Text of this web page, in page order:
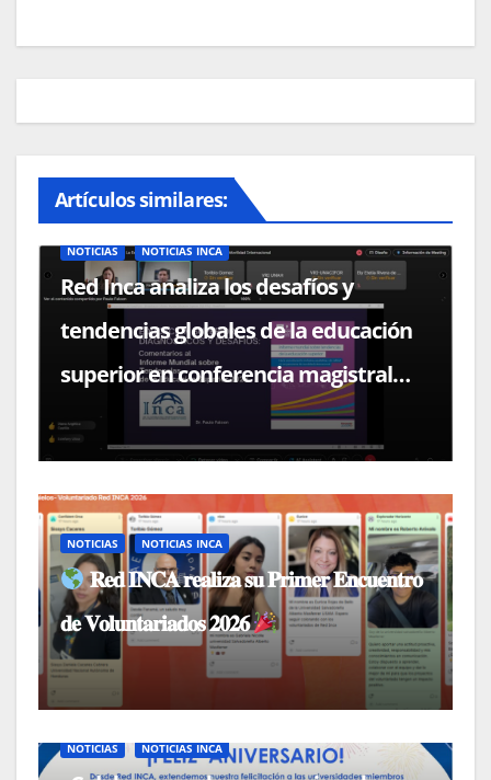
Artículos similares:
NOTICIAS NOTICIAS INCA
Red Inca analiza los desafíos y
tendencias globales de la educación
superior en conferencia magistral
con el Dr. Paulo Falcón
NOTICIAS NOTICIAS INCA
𝐑𝐞𝐝 𝐈𝐍𝐂𝐀 𝐫𝐞𝐚𝐥𝐢𝐳𝐚 𝐬𝐮 𝐏𝐫𝐢𝐦𝐞𝐫 𝐄𝐧𝐜𝐮𝐞𝐧𝐭𝐫𝐨
𝐝𝐞 𝐕𝐨𝐥𝐮𝐧𝐭𝐚𝐫𝐢𝐚𝐝𝐨𝐬 𝟐𝟎𝟐𝟔
NOTICIAS NOTICIAS INCA